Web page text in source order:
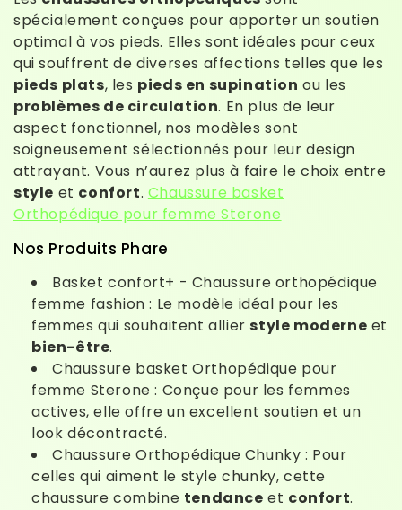
spécialement conçues pour apporter un soutien
optimal à vos pieds. Elles sont idéales pour ceux
qui souffrent de diverses affections telles que les
pieds plats, les pieds en supination ou les
problèmes de circulation. En plus de leur
aspect fonctionnel, nos modèles sont
soigneusement sélectionnés pour leur design
attrayant. Vous n’aurez plus à faire le choix entre
style et confort. Chaussure basket
Orthopédique pour femme Sterone
Nos Produits Phare
Basket confort+ - Chaussure orthopédique
femme fashion : Le modèle idéal pour les
femmes qui souhaitent allierstyle moderne et
bien-être.
Chaussure basket Orthopédique pour
femme Sterone : Conçue pour les femmes
actives, elle offre un excellent soutien et un
look décontracté.
Chaussure Orthopédique Chunky : Pour
celles qui aiment le style chunky, cette
chaussure combine tendance et confort.